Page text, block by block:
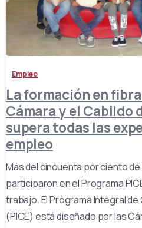
Empleo
La formación en
Cámara y el Cabildo
supera todas las
empleo
Más del cincuenta por ciento
participaron en el Programa
trabajo. El Programa Integral
(PICE) está diseñado por las